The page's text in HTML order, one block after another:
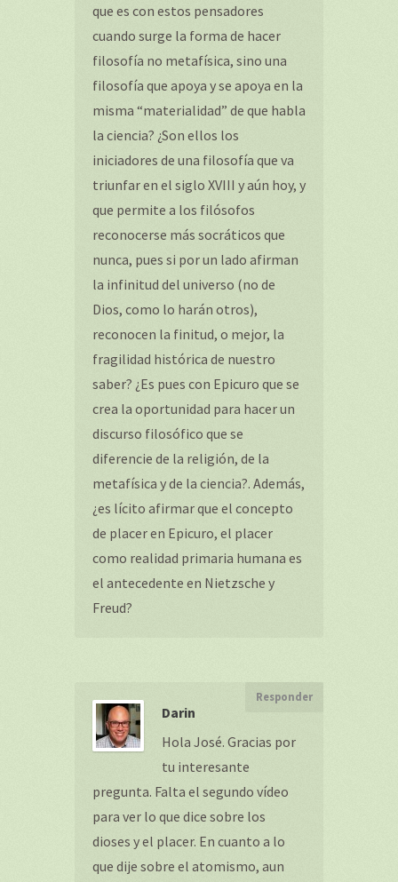
que es con estos pensadores
cuando surge la forma de hacer
filosofía no metafísica, sino una
filosofía que apoya y se apoya en la
misma “materialidad” de que habla
la ciencia? ¿Son ellos los
iniciadores de una filosofía que va
triunfar en el siglo XVIII y aún hoy, y
que permite a los filósofos
reconocerse más socráticos que
nunca, pues si por un lado afirman
la infinitud del universo (no de
Dios, como lo harán otros),
reconocen la finitud, o mejor, la
fragilidad histórica de nuestro
saber? ¿Es pues con Epicuro que se
crea la oportunidad para hacer un
discurso filosófico que se
diferencie de la religión, de la
metafísica y de la ciencia?. Además,
¿es lícito afirmar que el concepto
de placer en Epicuro, el placer
como realidad primaria humana es
el antecedente en Nietzsche y
Freud?
Darin
Responder
Hola José. Gracias por
tu interesante
pregunta. Falta el segundo vídeo
para ver lo que dice sobre los
dioses y el placer. En cuanto a lo
que dije sobre el atomismo, aun